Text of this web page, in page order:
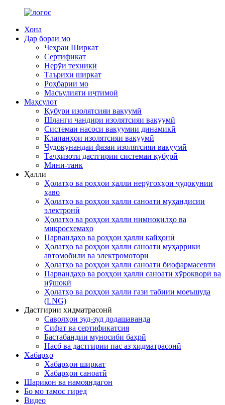
Хона
Дар бораи мо
Чеҳраи Ширкат
Сертификат
Нерӯи техникӣ
Таърихи ширкат
Роҳбарии мо
Масъулияти иҷтимоӣ
Маҳсулот
Қубури изолятсияи вакуумӣ
Шланги чандири изолятсияи вакуумӣ
Системаи насоси вакуумии динамикӣ
Клапанҳои изолятсияи вакуумӣ
Ҷудокунандаи фазаи изолятсияи вакуумӣ
Таҷҳизоти дастгирии системаи қубурӣ
Мини-танк
Ҳалли
Ҳолатҳо ва роҳҳои ҳалли нерӯгоҳҳои ҷудокунии
ҳаво
Ҳолатҳо ва роҳҳои ҳалли саноати муҳандисии
электронӣ
Ҳолатҳо ва роҳҳои ҳалли нимноқилҳо ва
микросхемаҳо
Парвандаҳо ва роҳҳои ҳалли кайҳонӣ
Ҳолатҳо ва роҳҳои ҳалли саноати муҳаррики
автомобилӣ ва электромоторӣ
Ҳолатҳо ва роҳҳои ҳалли саноати биофармасевтӣ
Парвандаҳо ва роҳҳои ҳалли саноати хӯрокворӣ ва
нӯшокӣ
Ҳолатҳо ва роҳҳои ҳалли гази табиии моеъшуда
(LNG)
Дастгирии хидматрасонӣ
Саволҳои зуд-зуд додашаванда
Сифат ва сертификатсия
Бастабандии муносиби баҳрӣ
Насб ва дастгирии пас аз хидматрасонӣ
Хабарҳо
Хабарҳои ширкат
Хабарҳои саноатӣ
Шарикон ва намояндагон
Бо мо тамос гиред
Видео